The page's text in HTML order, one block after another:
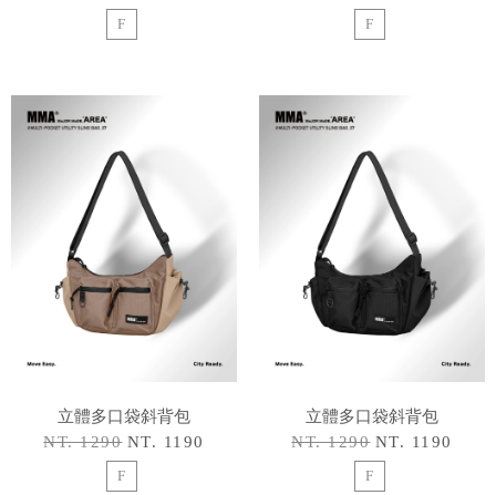
F F
立體多口袋斜背包
NT. 1290 NT. 1190
F
立體多口袋斜背包
NT. 1290 NT. 1190
F